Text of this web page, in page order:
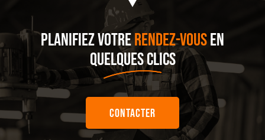
PLANIFIEZ VOTRERENDEZ-VOUSEN
QUELQUES CLICS
CONTACTER